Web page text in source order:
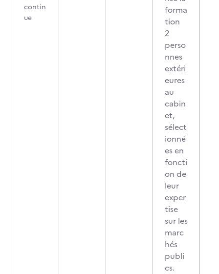
contin
ue
forma
tion
2
perso
nnes
extéri
eures
au
cabin
et,
sélect
ionné
es en
foncti
on de
leur
exper
tise
sur les
marc
hés
publi
cs.